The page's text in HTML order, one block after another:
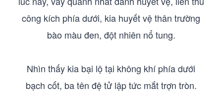
công kích phía dưới, kia huyết vệ thân trường
bào màu đen, đột nhiên nổ tung.
Nhìn thấy kia bại lộ tại không khí phía dưới
bạch cốt, ba tên đệ tử lập tức mắt trợn tròn.